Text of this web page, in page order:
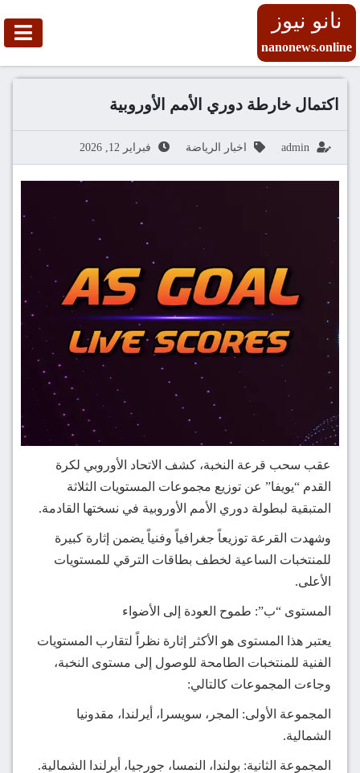
نانو نيوز
nanonews.online
اكتمال خارطة دوري الأمم الأوروبية
admin اخبار الرياضة فبراير 12, 2026
عقب سحب قرعة النخبة، كشف الاتحاد الأوروبي لكرة
القدم “يويفا” عن توزيع مجموعات المستويات الثلاثة
المتبقية لبطولة دوري الأمم الأوروبية في نسختها القادمة.
وشهدت القرعة توزيعاً جغرافياً وفنياً يضمن إثارة كبيرة
للمنتخبات الساعية لخطف بطاقات الترقي للمستويات
الأعلى.
المستوى “ب”: طموح العودة إلى الأضواء
يعتبر هذا المستوى هو الأكثر إثارة نظراً لتقارب المستويات
الفنية للمنتخبات الطامحة للوصول إلى مستوى النخبة،
وجاءت المجموعات كالتالي:
المجموعة الأولى: المجر، سويسرا، أيرلندا، مقدونيا
الشمالية.
المجموعة الثانية: بولندا، النمسا، جورجيا، أيرلندا الشمالية.